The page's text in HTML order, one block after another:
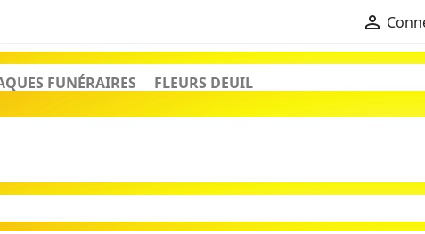

FUNÉRAIRES FLEURS DEUIL